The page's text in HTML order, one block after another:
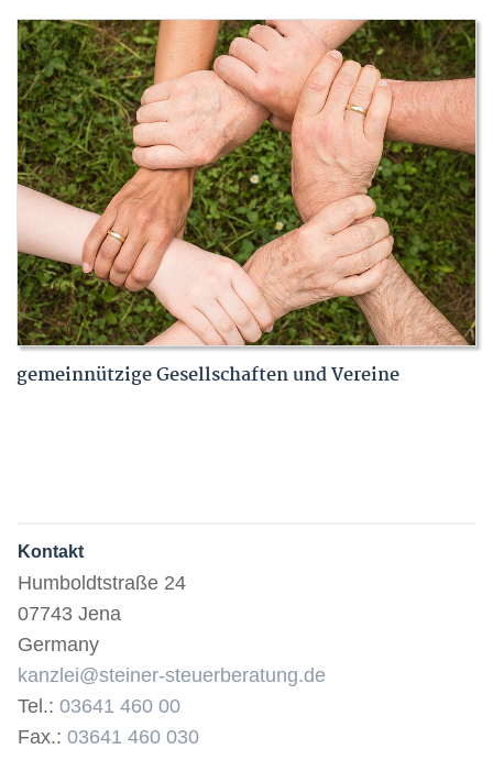
gemeinnützige Gesellschaften und Vereine
Kontakt
Humboldtstraße 24
07743 Jena
Germany
kanzlei@steiner-steuerberatung.de
Tel.: 03641 460 00
Fax.: 03641 460 030